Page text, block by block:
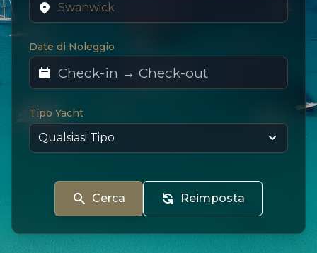
Date di Noleggio
Tipo Yacht
Cerca Reimposta